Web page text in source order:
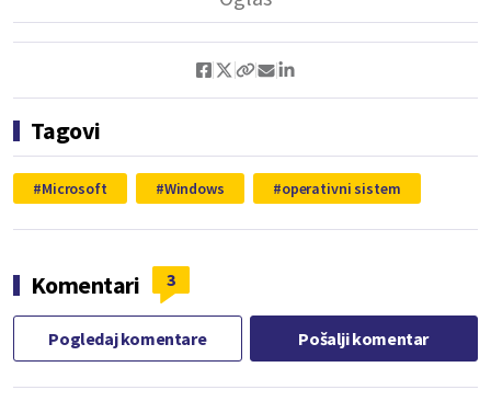
Tagovi
Microsoft Windows operativni sistem
Komentari 3
Pogledaj komentare Pošalji komentar